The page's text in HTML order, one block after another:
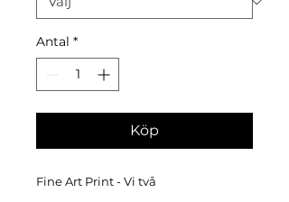
Antal *
Köp
Fine Art Print - Vi två